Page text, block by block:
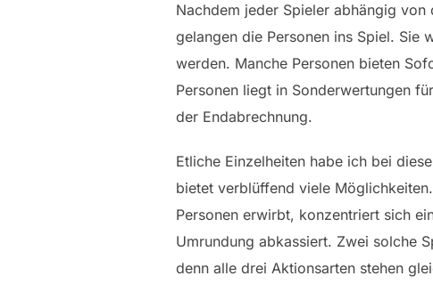
Nachdem jeder Spieler abhängig
gelangen die Personen ins Spiel. Sie
werden. Manche Personen bieten
Personen liegt in Sonderwertungen
der Endabrechnung.
Etliche Einzelheiten habe ich bei
bietet verblüffend viele
Personen erwirbt, konzentriert sich
Umrundung abkassiert. Zwei solche
denn alle drei Aktionsarten stehen